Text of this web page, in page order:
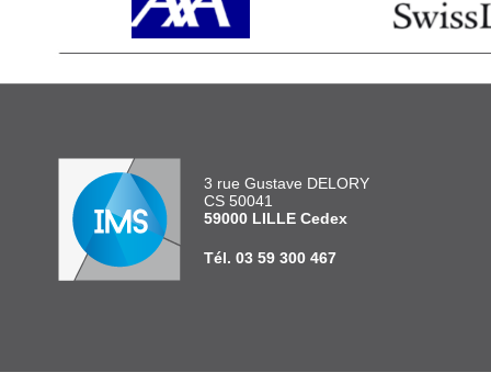
3 rue Gustave DELORY
CS 50041
59000 LILLE Cedex
Tél. 03 59 300 467